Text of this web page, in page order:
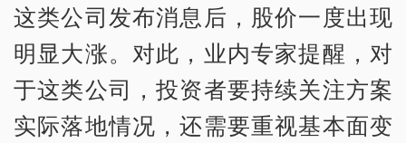
这类公司发布消息后，股价一度出现
明显大涨。对此，业内专家提醒，对
于这类公司，投资者要持续关注方案
实际落地情况，还需要重视基本面变